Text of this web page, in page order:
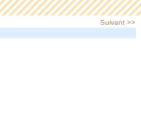
Suivant >>